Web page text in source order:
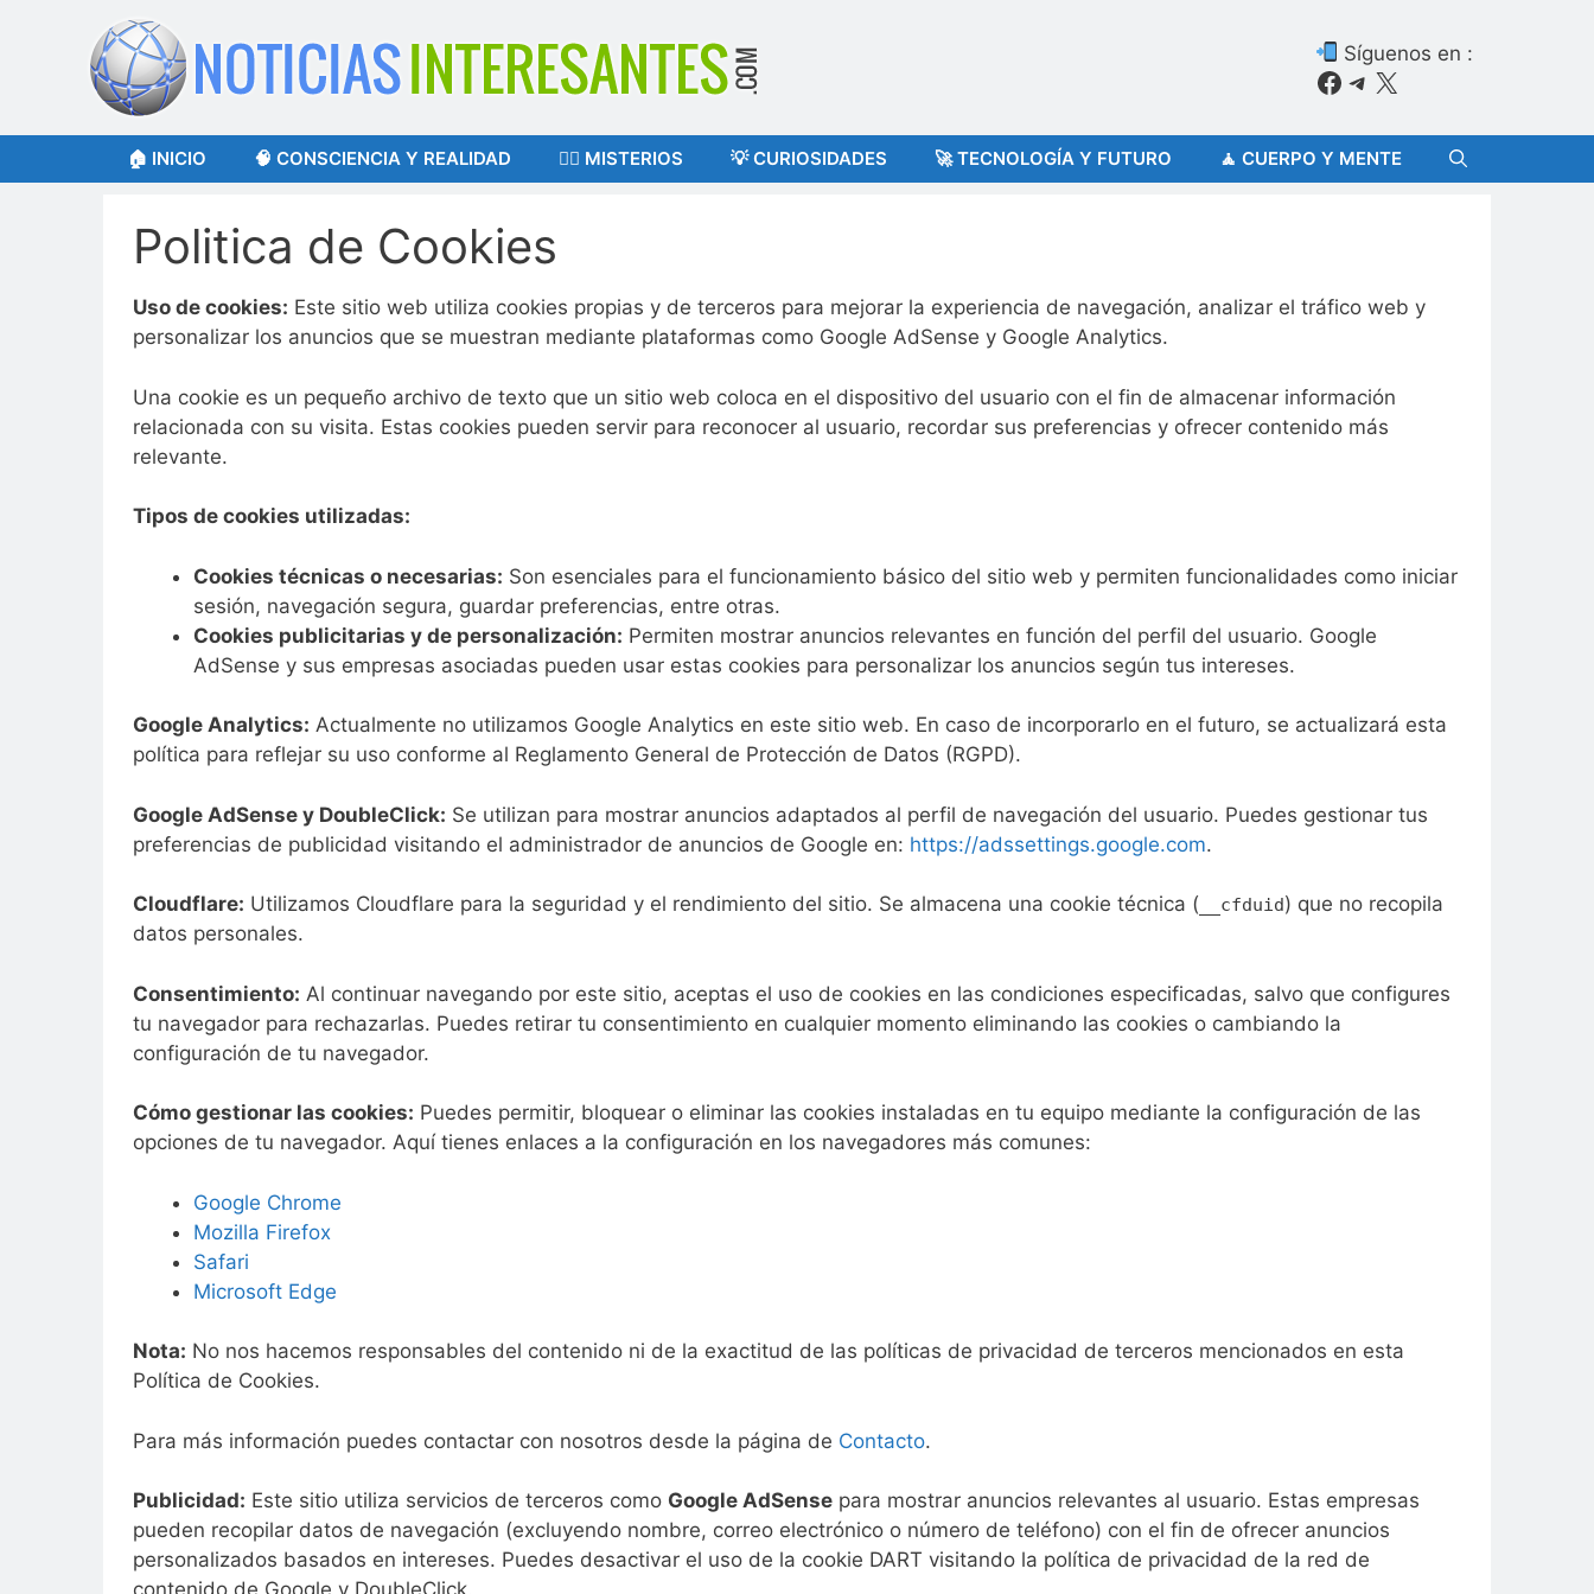
contenido
Síguenos en :
Facebook
Telegram
X
🏠 INICIO 🧠 CONSCIENCIA Y REALIDAD 🕵️‍♂️ MISTERIOS 💡 CURIOSIDADES 🚀 TECNOLOGÍA Y FUTURO 🧘 CUERPO Y MENTE
Politica de Cookies
Uso de cookies: Este sitio web utiliza cookies propias y de terceros para mejorar la experiencia de navegación, analizar el tráfico web y
personalizar los anuncios que se muestran mediante plataformas como Google AdSense y Google Analytics.
Una cookie es un pequeño archivo de texto que un sitio web coloca en el dispositivo del usuario con el fin de almacenar información
relacionada con su visita. Estas cookies pueden servir para reconocer al usuario, recordar sus preferencias y ofrecer contenido más
relevante.
Tipos de cookies utilizadas:
Cookies técnicas o necesarias: Son esenciales para el funcionamiento básico del sitio web y permiten funcionalidades como iniciar
sesión, navegación segura, guardar preferencias, entre otras.
Cookies publicitarias y de personalización: Permiten mostrar anuncios relevantes en función del perfil del usuario. Google
AdSense y sus empresas asociadas pueden usar estas cookies para personalizar los anuncios según tus intereses.
Google Analytics: Actualmente no utilizamos Google Analytics en este sitio web. En caso de incorporarlo en el futuro, se actualizará esta
política para reflejar su uso conforme al Reglamento General de Protección de Datos (RGPD).
Google AdSense y DoubleClick: Se utilizan para mostrar anuncios adaptados al perfil de navegación del usuario. Puedes gestionar tus
preferencias de publicidad visitando el administrador de anuncios de Google en: https://adssettings.google.com.
Cloudflare: Utilizamos Cloudflare para la seguridad y el rendimiento del sitio. Se almacena una cookie técnica ( __cfduid) que no recopila
datos personales.
Consentimiento: Al continuar navegando por este sitio, aceptas el uso de cookies en las condiciones especificadas, salvo que configures
tu navegador para rechazarlas. Puedes retirar tu consentimiento en cualquier momento eliminando las cookies o cambiando la
configuración de tu navegador.
Cómo gestionar las cookies: Puedes permitir, bloquear o eliminar las cookies instaladas en tu equipo mediante la configuración de las
opciones de tu navegador. Aquí tienes enlaces a la configuración en los navegadores más comunes:
Google Chrome
Mozilla Firefox
Safari
Microsoft Edge
Nota: No nos hacemos responsables del contenido ni de la exactitud de las políticas de privacidad de terceros mencionados en esta
Política de Cookies.
Para más información puedes contactar con nosotros desde la página de Contacto.
Publicidad: Este sitio utiliza servicios de terceros como Google AdSense para mostrar anuncios relevantes al usuario. Estas empresas
pueden recopilar datos de navegación (excluyendo nombre, correo electrónico o número de teléfono) con el fin de ofrecer anuncios
personalizados basados en intereses. Puedes desactivar el uso de la cookie DART visitando la política de privacidad de la red de